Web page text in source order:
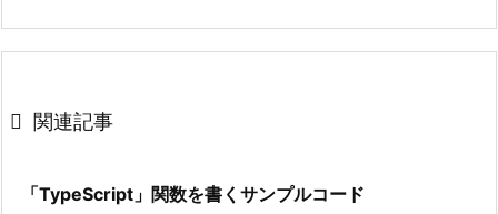
 関連記事
「TypeScript」関数を書くサンプルコード